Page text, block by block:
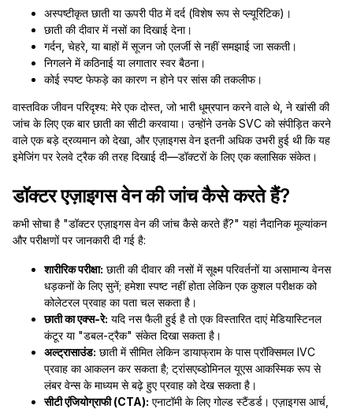
अस्पष्टीकृत छाती या ऊपरी पीठ में दर्द (विशेष रूप से प्ल्यूरिटिक)।
छाती की दीवार में नसों का दिखाई देना।
गर्दन, चेहरे, या बाहों में सूजन जो एलर्जी से नहीं समझाई जा सकती।
निगलने में कठिनाई या लगातार स्वर बैठना।
कोई स्पष्ट फेफड़े का कारण न होने पर सांस की तकलीफ।
वास्तविक जीवन परिदृश्य: मेरे एक दोस्त, जो भारी धूम्रपान करने वाले थे, ने खांसी की
जांच के लिए एक बार छाती का सीटी करवाया। उन्होंने उनके SVC को संपीड़ित करने
वाले एक बड़े द्रव्यमान को देखा, और एज़ाइगस वेन इतनी अधिक उभरी हुई थी कि यह
इमेजिंग पर रेलवे ट्रैक की तरह दिखाई दी—डॉक्टरों के लिए एक क्लासिक संकेत।
डॉक्टर एज़ाइगस वेन की जांच कैसे करते हैं?
कभी सोचा है "डॉक्टर एज़ाइगस वेन की जांच कैसे करते हैं?" यहां नैदानिक मूल्यांकन
और परीक्षणों पर जानकारी दी गई है:
शारीरिक परीक्षा: छाती की दीवार की नसों में सूक्ष्म परिवर्तनों या असामान्य वेनस
धड़कनों के लिए सुनें; हमेशा स्पष्ट नहीं होता लेकिन एक कुशल परीक्षक को
कोलेटरल प्रवाह का पता चल सकता है।
छाती का एक्स-रे: यदि नस फैली हुई है तो एक विस्तारित दाएं मेडियास्टिनल
कंटूर या "डबल-ट्रैक" संकेत दिखा सकता है।
अल्ट्रासाउंड: छाती में सीमित लेकिन डायाफ्राम के पास प्रॉक्सिमल IVC
प्रवाह का आकलन कर सकता है; ट्रांसएब्डोमिनल यूएस आकस्मिक रूप से
लंबर वेन्स के माध्यम से बढ़े हुए प्रवाह को देख सकता है।
सीटी एंजियोग्राफी (CTA): एनाटॉमी के लिए गोल्ड स्टैंडर्ड। एज़ाइगस आर्च,